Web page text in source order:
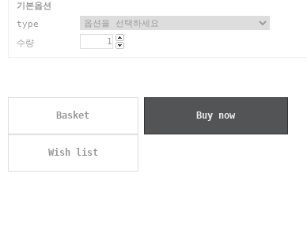
기본옵션
type
수량
Basket Buy now
Wish list